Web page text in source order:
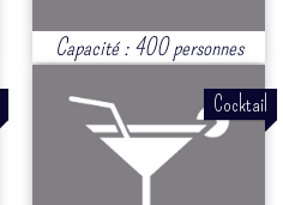
Capacité : 400 personnes
Cocktail